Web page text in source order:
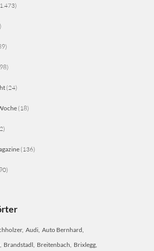
(24)
(18)
(136)
Audi Auto Bernhard
Brandstadl Breitenbach Brixlegg